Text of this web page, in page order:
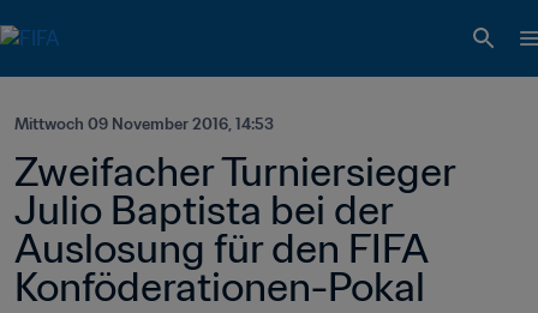
Mittwoch 09 November 2016, 14:53
Zweifacher Turniersieger
Julio Baptista bei der
Auslosung für den FIFA
Konföderationen-Pokal